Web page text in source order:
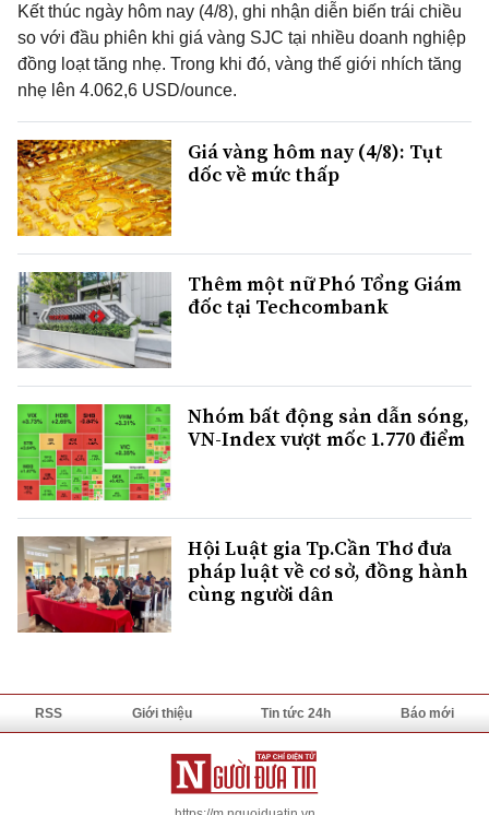
Kết thúc ngày hôm nay (4/8), ghi nhận diễn biến trái chiều
so với đầu phiên khi giá vàng SJC tại nhiều doanh nghiệp
đồng loạt tăng nhẹ. Trong khi đó, vàng thế giới nhích tăng
nhẹ lên 4.062,6 USD/ounce.
Giá vàng hôm nay (4/8): Tụt
dốc về mức thấp
Thêm một nữ Phó Tổng Giám
đốc tại Techcombank
Nhóm bất động sản dẫn sóng,
VN-Index vượt mốc 1.770 điểm
Hội Luật gia Tp.Cần Thơ đưa
pháp luật về cơ sở, đồng hành
cùng người dân
RSS Giới thiệu Tin tức 24h Báo mới